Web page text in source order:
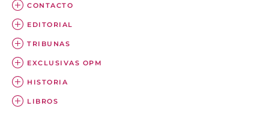
CONTACTO
EDITORIAL
TRIBUNAS
EXCLUSIVAS OPM
HISTORIA
LIBROS